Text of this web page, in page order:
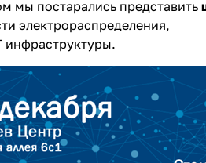
мы постарались представить
электрораспределения,
инфраструктуры.